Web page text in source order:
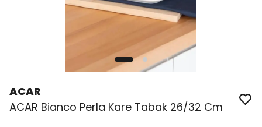
ACAR
ACAR Bianco Perla Kare Tabak 26/32 Cm